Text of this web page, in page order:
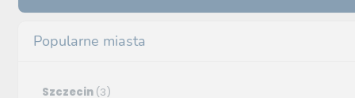
Popularne miasta
Szczecin (3)